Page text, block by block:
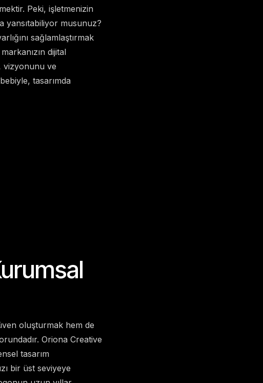
Peki, işletmenizin
yansıtabiliyor musunuz?
sağlamlaştırmak
dijital
vizyonunu ve
tasarımda
oluşturmak hem de
Oriona Creative
tasarım
bir üst seviyeye